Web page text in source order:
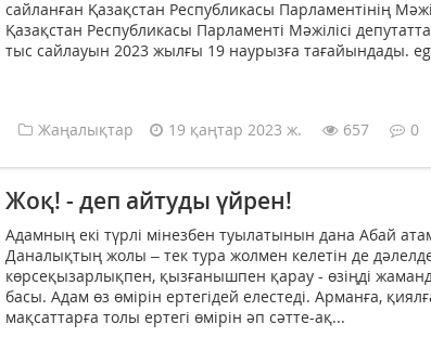
сайланған Қазақстан Республикасы Парламентінің
Қазақстан Республикасы Парламенті Мәжілісі
тыс сайлауын 2023 жылғы 19 наурызға тағайындады.
Жаңалықтар 19 қаңтар 2023 ж. 657 0
Жоқ! - деп айтуды үйрен!
Адамның екі түрлі мінезбен туылатынын дана Абай
Даналықтың жолы – тек тура жолмен келетін де
көрсеқызарлықпен, қызғанышпен қарау - өзіңді
басы. Адам өз өмірін ертегідей елестеді. Арманға,
мақсаттарға толы ертегі өмірін әп сәтте-ақ...